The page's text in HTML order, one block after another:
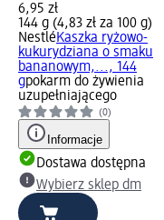
6,95 zł
144 g (4,83 zł za 100 g)
NestléKaszka ryżowo-
kukurydziana o smaku
bananowym,..., 144
gpokarm do żywienia
uzupełniającego
(0)
Informacje
Dostawa dostępna
Wybierz sklep dm